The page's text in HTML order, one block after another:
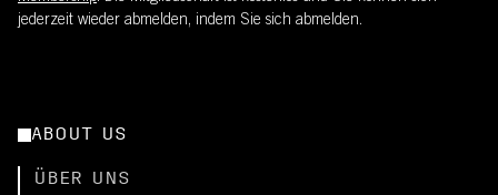
jederzeit wieder abmelden, indem Sie sich abmelden.
ABOUT US
ÜBER UNS